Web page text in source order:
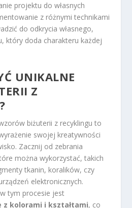
projektu do własnych
z różnymi technikami
do odkrycia własnego,
który doda charakteru każdej
UNIKALNE
Z
biżuterii z recyklingu to
swojej kreatywności
Zacznij od zebrania
można wykorzystać, takich
tkanin, koralików, czy
elektronicznych.
tym procesie jest
kolorami i kształtami, co